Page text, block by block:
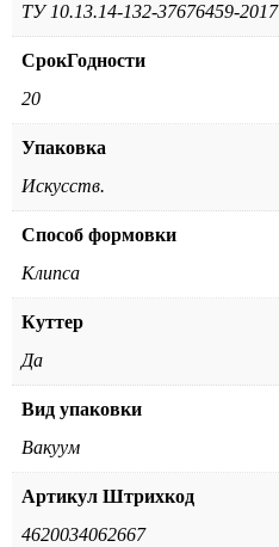
ТУ 10.13.14-132-37676459-2017
СрокГодности
20
Упаковка
Искусств.
Способ формовки
Клипса
Куттер
Да
Вид упаковки
Вакуум
Артикул Штрихкод
4620034062667